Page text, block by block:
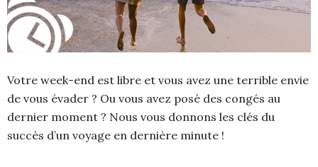
Votre week-end est libre et vous avez une terrible envie
de vous évader ? Ou vous avez posé des congés au
dernier moment ? Nous vous donnons les clés du
succès d’un voyage en dernière minute !